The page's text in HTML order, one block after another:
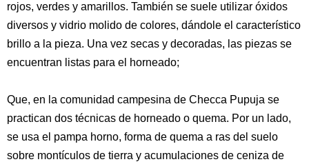
rojos, verdes y amarillos. También se suele utilizar óxidos
diversos y vidrio molido de colores, dándole el característico
brillo a la pieza. Una vez secas y decoradas, las piezas se
encuentran listas para el horneado;
Que, en la comunidad campesina de Checca Pupuja se
practican dos técnicas de horneado o quema. Por un lado,
se usa el pampa horno, forma de quema a ras del suelo
sobre montículos de tierra y acumulaciones de ceniza de